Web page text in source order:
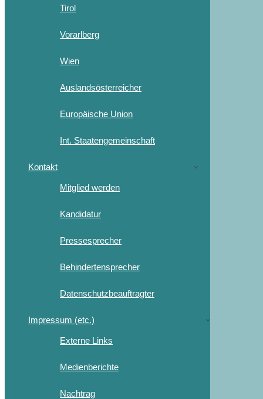
Tirol
Vorarlberg
Wien
Auslandsösterreicher
Europäische Union
Int. Staatengemeinschaft
Kontakt
Mitglied werden
Kandidatur
Pressesprecher
Behindertensprecher
Datenschutzbeauftragter
Impressum (etc.)
Externe Links
Medienberichte
Nachtrag